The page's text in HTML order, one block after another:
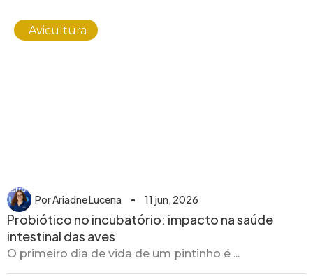
Avicultura
PorAriadne Lucena 11 jun, 2026
Probiótico no incubatório: impacto na saúde
intestinal das aves
O primeiro dia de vida de um pintinho é ...